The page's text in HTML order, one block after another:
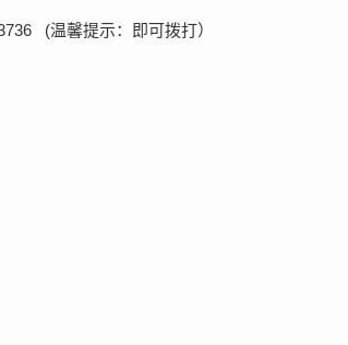
(温馨提示：即可拨打）